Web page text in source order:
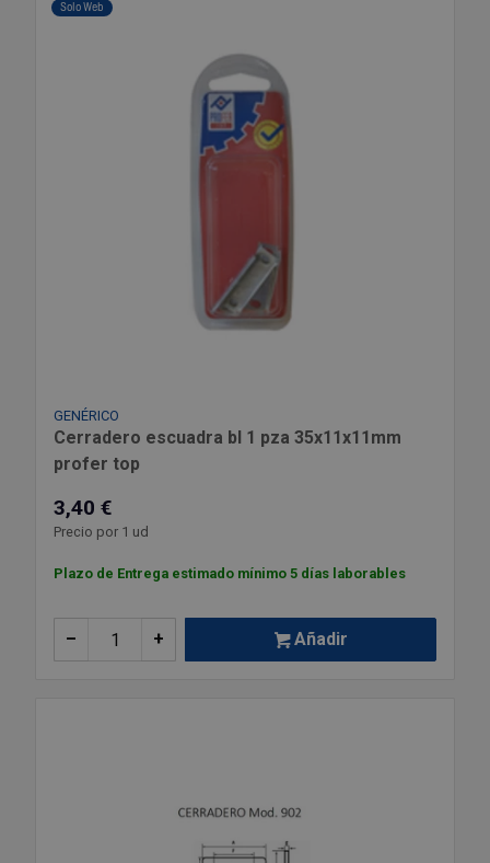
Solo Web
GENÉRICO
Cerradero escuadra bl 1 pza 35x11x11mm
profer top
3,40 €
Precio por 1 ud
Plazo de Entrega estimado mínimo 5 días laborables
+
– Añadir